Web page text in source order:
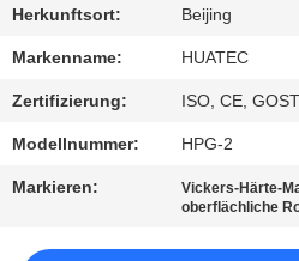
SIE
MIT
UNS
IN
VERBINDUNG
Herkunftsort: Beijing
Markenname: HUATEC
Zertifizierung: ISO, CE, GOST
Modellnummer: HPG-2
Markieren: Vickers-Härte-
oberflächliche